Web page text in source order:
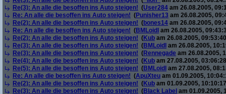
Re(3): An alle die besoffen ins Auto steigen! (User284 am 26.08.2005,
Re: An alle die besoffen ins Auto steigen! (Punisher13 am 26.08.2005,
Re(2): An alle die besoffen ins Auto steigen! (bones14 am 26.08.2005,
Re: An alle die besoffen ins Auto steigen! (BMLoidl am 26.08.2005,
Re(2): An alle die besoffen ins Auto steigen! (Kub am 26.08.2005,
Re(3): An alle die besoffen ins Auto steigen! (BMLoidl am 26.08.2005,
Re(3): An alle die besoffen ins Auto steigen! (Rennegade am 26.08.2005,
Re(4): An alle die besoffen ins Auto steigen! (Kub am 27.08.2005,
Re(5): An alle die besoffen ins Auto steigen! (BMLoidl am 27.08.2005,
Re: An alle die besoffen ins Auto steigen! (ApuXteu am 01.09.2005,
Re(2): An alle die besoffen ins Auto steigen! (Kub am 01.09.2005,
Re(3): An alle die besoffen ins Auto steigen! (Black Label am 01.09.2005,